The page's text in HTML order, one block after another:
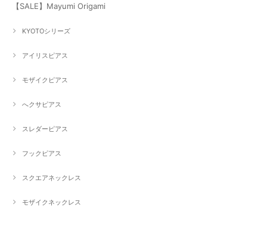
【SALE】Mayumi Origami
KYOTOシリーズ
アイリスピアス
モザイクピアス
へクサピアス
スレダーピアス
フックピアス
スクエアネックレス
モザイクネックレス